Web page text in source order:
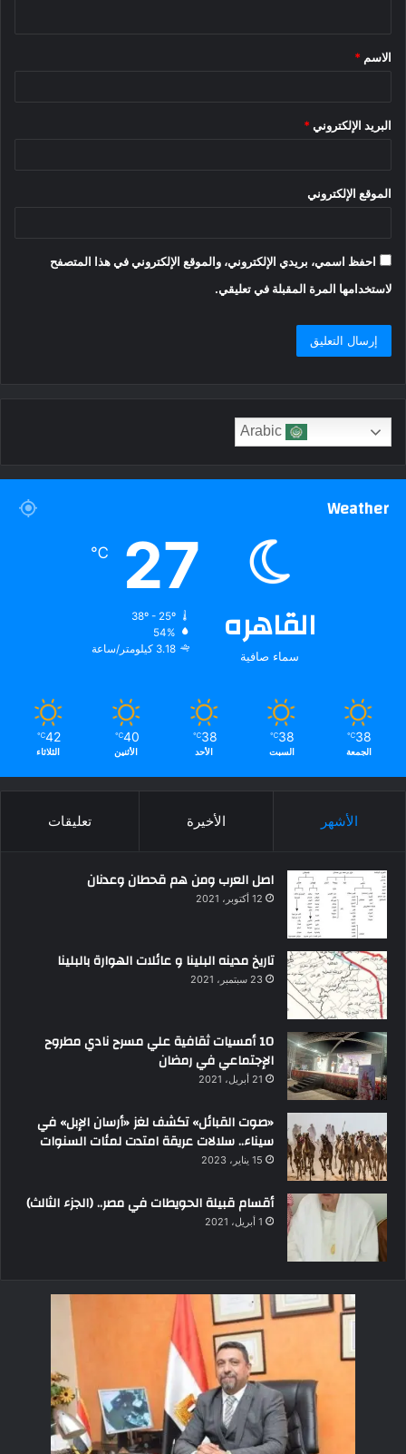
*
الاسم *
البريد الإلكتروني *
الموقع الإلكتروني
احفظ اسمي، بريدي الإلكتروني، والموقع الإلكتروني في هذا المتصفح
لاستخدامها المرة المقبلة في تعليقي.
Weather
القاهره
سماء صافية
27
℃
38º - 25º
54%
3.18 كيلومتر/ساعة
38
℃
الجمعة
38
℃
السبت
38
℃
الأحد
40
℃
الأثنين
42
℃
الثلاثاء
الأشهر الأخيرة تعليقات
اصل العرب ومن هم قحطان وعدنان
12 أكتوبر، 2021
تاريخ مدينه البلينا و عائلات الهوارة بالبلينا
23 سبتمبر، 2021
10 أمسيات ثقافية علي مسرح نادي مطروح
الإجتماعي في رمضان
21 أبريل، 2021
«صوت القبائل» تكشف لغز «أرسان الإبل» في
سيناء.. سلالات عريقة امتدت لمئات السنوات
15 يناير، 2023
أقسام قبيلة الحويطات في مصر.. (الجزء الثالث)
1 أبريل، 2021